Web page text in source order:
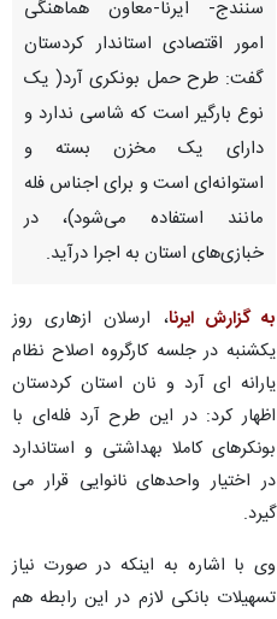
سنندج- ایرنا-معاون هماهنگی
امور اقتصادی استاندار کردستان
گفت: طرح حمل بونکری آرد( یک
نوع بارگیر است که شاسی ندارد و
دارای یک مخزن بسته و
استوانه‌ای است و برای اجناس فله
مانند استفاده می‌شود)، در
خبازی‌های استان به اجرا درآید.
به گزارش ایرنا، ارسلان ازهاری روز
یکشنبه در جلسه کارگروه اصلاح نظام
یارانه ای آرد و نان استان کردستان
اظهار کرد: در این طرح آرد فله‌ای با
بونکرهای کاملا بهداشتی و استاندارد
در اختیار واحدهای نانوایی قرار می
گیرد.
وی با اشاره به اینکه در صورت نیاز
تسهیلات بانکی لازم در این رابطه هم